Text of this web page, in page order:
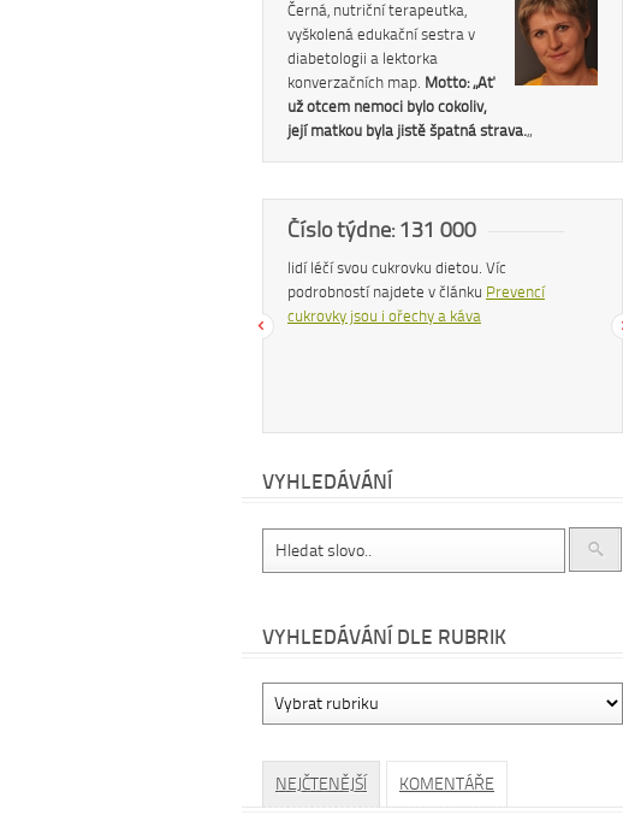
Černá, nutriční terapeutka,
vyškolená edukační sestra v
diabetologii a lektorka
konverzačních map. Motto: „Ať
už otcem nemoci bylo cokoliv,
její matkou byla jistě špatná strava.„
Číslo týdne: 131 000
lidí léčí svou cukrovku dietou. Víc
podrobností najdete v článku Prevencí
cukrovky jsou i ořechy a káva
cítit
VYHLEDÁVÁNÍ
VYHLEDÁVÁNÍ DLE RUBRIK
dle
NEJČTENĚJŠÍ KOMENTÁŘE